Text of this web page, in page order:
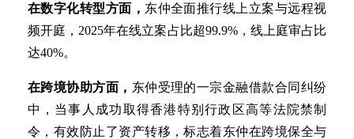
在数字化转型方面， 东仲全面推行线上立案与远程视
频开庭，2025年在线立案占比超99.9%，线上庭审占比
达40%。
在跨境协助方面， 东仲受理的一宗金融借款合同纠纷
中，当事人成功取得香港特别行政区高等法院禁制
令，有效防止了资产转移，标志着东仲在跨境保全与